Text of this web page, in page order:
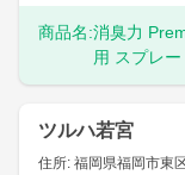
商品名:消臭力
用 スプレ
ツルハ若宮
住所: 福岡県福岡市東